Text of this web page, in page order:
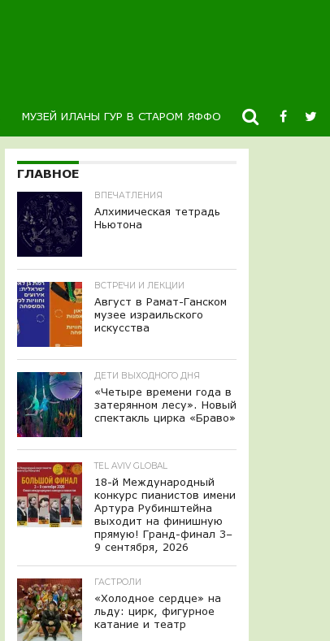
МУЗЕЙ ИЛАНЫ ГУР В СТАРОМ ЯФФО НОВОСТИ
ГЛАВНОЕ
ВПЕЧАТЛЕНИЯ
Алхимическая тетрадь
Ньютона
ВСТРЕЧИ И ЛЕКЦИИ
Август в Рамат-Ганском
музее израильского
искусства
ДЕТИ ВЫХОДНОГО ДНЯ
«Четыре времени года в
затерянном лесу». Новый
спектакль цирка «Браво»
TEL AVIV GLOBAL
18-й Международный
конкурс пианистов имени
Артура Рубинштейна
выходит на финишную
прямую! Гранд-финал 3–
9 сентября, 2026
ГАСТРОЛИ
«Холодное сердце» на
льду: цирк, фигурное
катание и театр